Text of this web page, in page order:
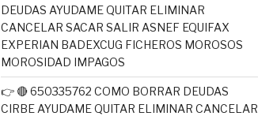
DEUDAS AYUDAME QUITAR ELIMINAR
CANCELAR SACAR SALIR ASNEF EQUIFAX
EXPERIAN BADEXCUG FICHEROS MOROSOS
MOROSIDAD IMPAGOS
👉 🔴 650335762 COMO BORRAR DEUDAS
CIRBE AYUDAME QUITAR ELIMINAR CANCELAR